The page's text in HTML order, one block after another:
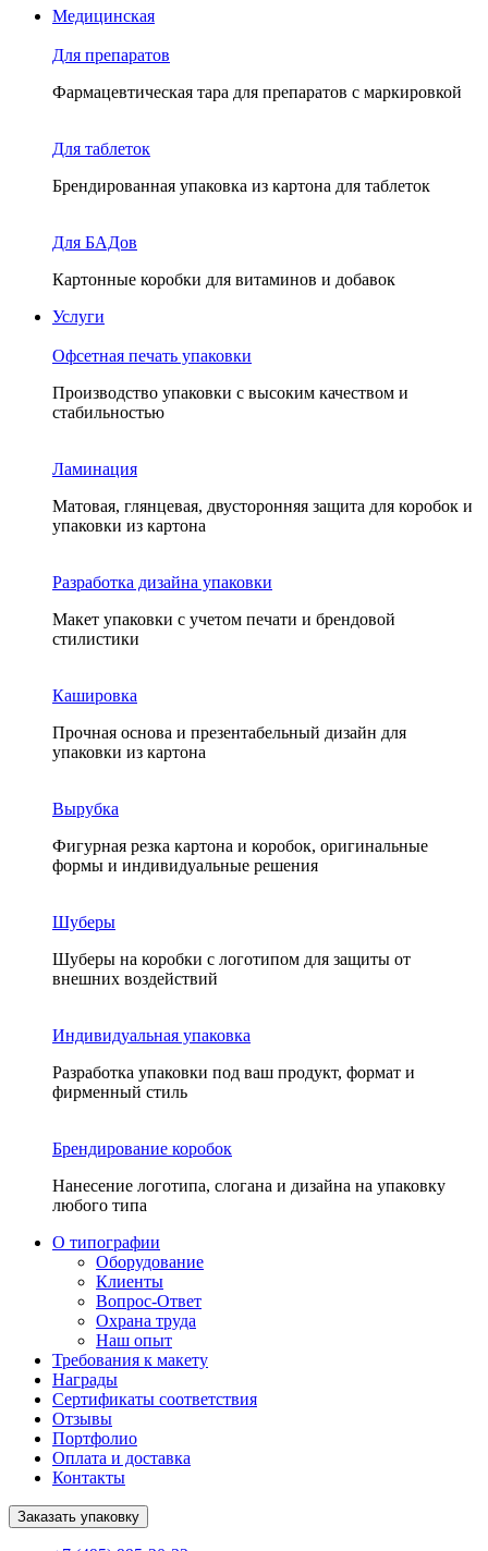
Медицинская
Для препаратов
Фармацевтическая тара для препаратов с маркировкой
Для таблеток
Брендированная упаковка из картона для таблеток
Для БАДов
Картонные коробки для витаминов и добавок
Услуги
Офсетная печать упаковки
Производство упаковки с высоким качеством и
стабильностью
Ламинация
Матовая, глянцевая, двусторонняя защита для коробок и
упаковки из картона
Разработка дизайна упаковки
Макет упаковки с учетом печати и брендовой
стилистики
Кашировка
Прочная основа и презентабельный дизайн для
упаковки из картона
Вырубка
Фигурная резка картона и коробок, оригинальные
формы и индивидуальные решения
Шуберы
Шуберы на коробки с логотипом для защиты от
внешних воздействий
Индивидуальная упаковка
Разработка упаковки под ваш продукт, формат и
фирменный стиль
Брендирование коробок
Нанесение логотипа, слогана и дизайна на упаковку
любого типа
О типографии
Оборудование
Клиенты
Вопрос-Ответ
Охрана труда
Наш опыт
Требования к макету
Награды
Сертификаты соответствия
Отзывы
Портфолио
Оплата и доставка
Контакты
Заказать упаковку